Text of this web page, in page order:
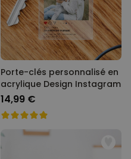
Porte-clés personnalisé en
acrylique Design Instagram
14,99 €